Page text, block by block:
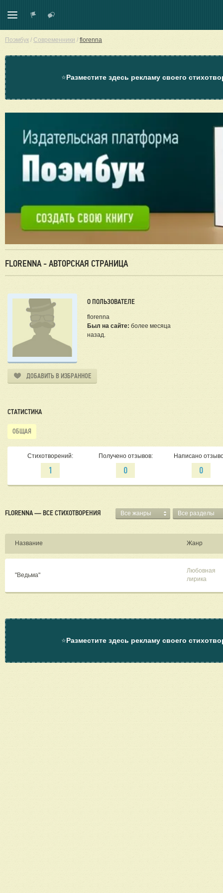
Поэмбук / Современники / florenna
⭐Разместите здесь рекламу своего
FLORENNA - АВТОРСКАЯ СТРАНИЦА
О ПОЛЬЗОВАТЕЛЕ
florenna
Был на сайте: более месяца
назад.
ДОБАВИТЬ В ИЗБРАННОЕ
СТАТИСТИКА
ОБЩАЯ
Стихотворений:
1
Получено отзывов:
0
Написано
0
FLORENNA — ВСЕ СТИХОТВОРЕНИЯ Все жанры Все разделы
Название Жанр
"Ведьма"
Любовная
лирика
⭐Разместите здесь рекламу своего